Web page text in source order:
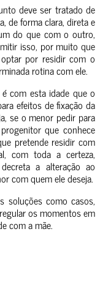
deve ser tratado de
de forma clara, direta e
do que com o outro,
isso, por muito que
por residir com o
rotina com ele.
com esta idade que o
efeitos de fixação da
se o menor pedir para
que conhece
pretende residir com
com toda a certeza,
a alteração ao
com quem ele deseja.
soluções como casos,
os momentos em
com a mãe.